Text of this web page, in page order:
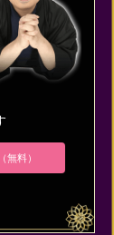
無料）